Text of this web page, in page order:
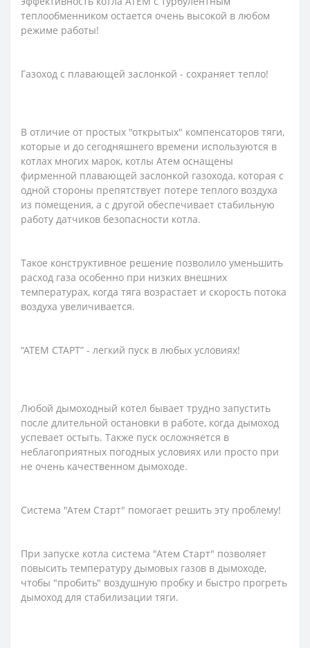
теплообменником остается очень высокой в ​​любом
режиме работы!
Газоход с плавающей заслонкой - сохраняет тепло!
В отличие от простых "открытых" компенсаторов тяги,
которые и до сегодняшнего времени используются в
котлах многих марок, котлы Атем оснащены
фирменной плавающей заслонкой газохода, которая с
одной стороны препятствует потере теплого воздуха
из помещения, а с другой обеспечивает стабильную
работу датчиков безопасности котла.
Такое конструктивное решение позволило уменьшить
расход газа особенно при низких внешних
температурах, когда тяга возрастает и скорость потока
воздуха увеличивается.
“АТЕМ СТАРТ” - легкий пуск в любых условиях!
Любой дымоходный котел бывает трудно запустить
после длительной остановки в работе, когда дымоход
успевает остыть. Также пуск осложняется в
неблагоприятных погодных условиях или просто при
не очень качественном дымоходе.
Система "Атем Старт" помогает решить эту проблему!
При запуске котла система "Атем Старт" позволяет
повысить температуру дымовых газов в дымоходе,
чтобы "пробить" воздушную пробку и быстро прогреть
дымоход для стабилизации тяги.